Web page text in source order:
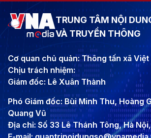
TRUNG TÂM NỘI
VÀ TRUYỀN THÔNG
Cơ quan chủ quản: Thông tấn xã Việt
Chịu trách nhiệm:
Giám đốc: Lê Xuân Thành
Phó Giám đốc: Bùi Minh Thu, Hoàng
Quang Vũ
Địa chỉ: Số 33 Lê Thánh Tông, Hà